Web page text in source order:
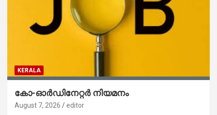
KERALA
കോ-ഓർഡിനേറ്റർ നിയമനം
August 7, 2026 editor